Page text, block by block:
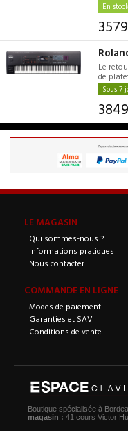
En stock
Le
de
Sous 7
LE MAGASIN
Qui sommes-nous ?
Informations pratiques
Nous contacter
COMMANDE EN LIGNE
Modes de paiement
Garanties et SAV
Conditions de vente
Boutique spécialisée à
magasin : 41 cours Victor